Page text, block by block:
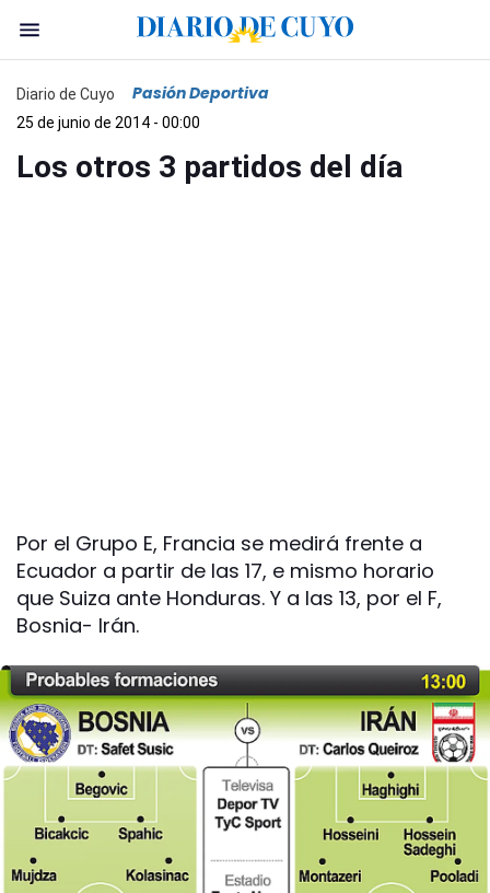
Diario de Cuyo Pasión Deportiva
25 de junio de 2014 - 00:00
Los otros 3 partidos del día
Por el Grupo E, Francia se medirá frente a
Ecuador a partir de las 17, e mismo horario
que Suiza ante Honduras. Y a las 13, por el F,
Bosnia- Irán.